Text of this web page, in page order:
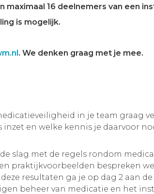
16 deelnemers van een
is mogelijk.
. We denken graag met je mee.
in je team graag
en welke kennis je daarvoor
slag met de regels rondom
praktijkvoorbeelden bespreken
resultaten ga je op dag 2 aan
beheer van medicatie en het